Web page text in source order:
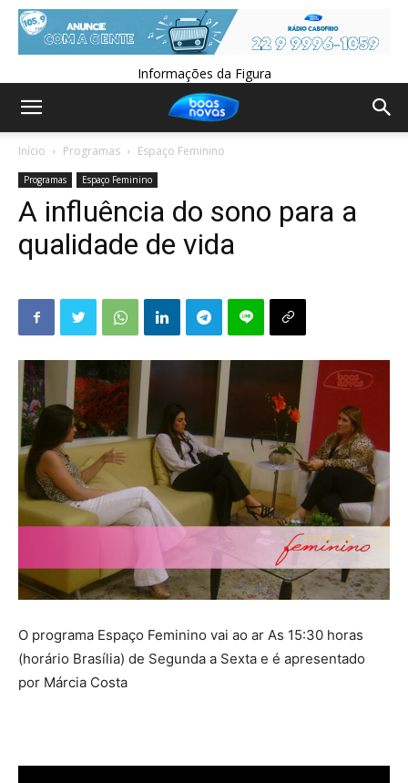
Informações da Figura
Início Programas Espaço Feminino
Programas Espaço Feminino
A influência do sono para a
qualidade de vida
O programa Espaço Feminino vai ao ar As 15:30 horas
(horário Brasília) de Segunda a Sexta e é apresentado
por Márcia Costa